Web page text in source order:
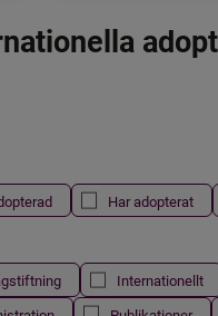
Har adopterat
Internationellt